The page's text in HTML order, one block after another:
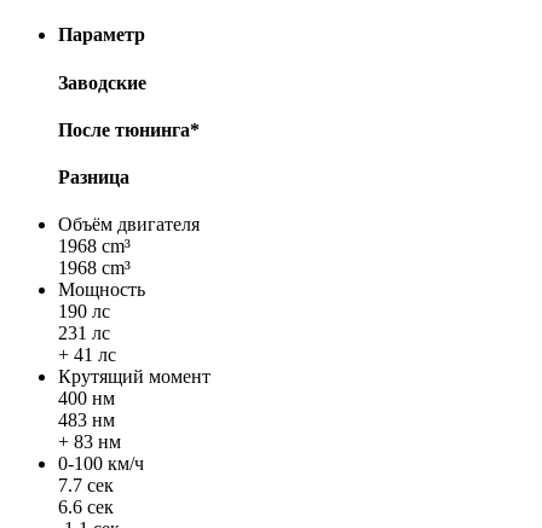
Параметр
Заводские
После тюнинга*
Разница
Объём двигателя
1968 cm³
1968 cm³
Мощность
190 лс
231 лс
+ 41 лс
Крутящий момент
400 нм
483 нм
+ 83 нм
0-100 км/ч
7.7 сек
6.6 сек